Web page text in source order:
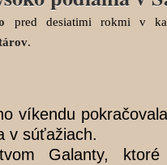
pred desiatimi rokmi v
.
víkendu
v súťažiach.
Galanty, ktoré